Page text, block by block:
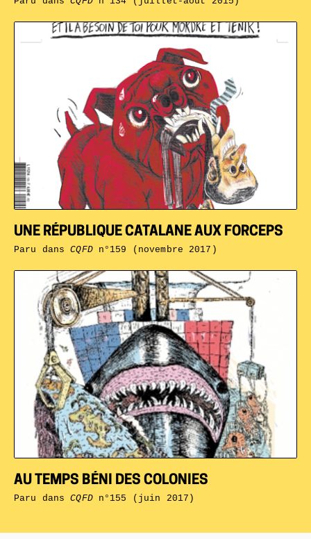
AU TEMPS BÉNI DES COLONIES
Paru dansCQFDn°155 (juin 2017)
UNE RÉPUBLIQUE CATALANE AUX FORCEPS
Paru dansCQFDn°159 (novembre 2017)